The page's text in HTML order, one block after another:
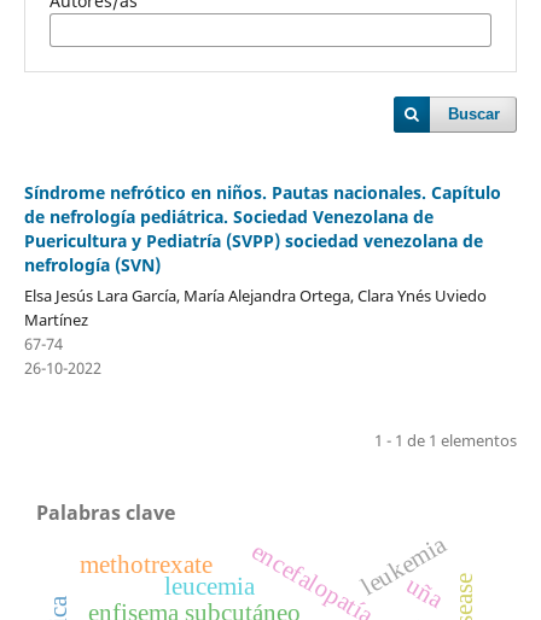
Buscar
Síndrome nefrótico en niños. Pautas nacionales. Capítulo
de nefrología pediátrica. Sociedad Venezolana de
Puericultura y Pediatría (SVPP) sociedad venezolana de
nefrología (SVN)
Elsa Jesús Lara García, María Alejandra Ortega, Clara Ynés Uviedo
Martínez
67-74
26-10-2022
1 - 1 de 1 elementos
Palabras clave
enfisema subcutáneoencefalopatía
leucemia
methotrexate leukemia
uña